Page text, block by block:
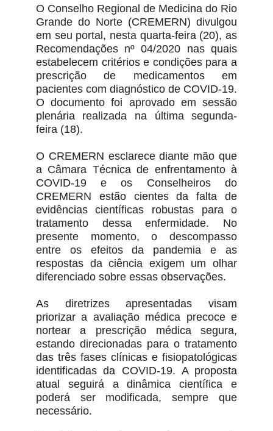
O Conselho Regional de Medicina do Rio
Grande do Norte (CREMERN) divulgou
em seu portal, nesta quarta-feira (20), as
Recomendações nº 04/2020 nas quais
estabelecem critérios e condições para a
prescrição de medicamentos em
pacientes com diagnóstico de COVID-19.
O documento foi aprovado em sessão
plenária realizada na última segunda-
feira (18).
O CREMERN esclarece diante mão que
a Câmara Técnica de enfrentamento à
COVID-19 e os Conselheiros do
CREMERN estão cientes da falta de
evidências científicas robustas para o
tratamento dessa enfermidade. No
presente momento, o descompasso
entre os efeitos da pandemia e as
respostas da ciência exigem um olhar
diferenciado sobre essas observações.
As diretrizes apresentadas visam
priorizar a avaliação médica precoce e
nortear a prescrição médica segura,
estando direcionadas para o tratamento
das três fases clínicas e fisiopatológicas
identificadas da COVID-19. A proposta
atual seguirá a dinâmica científica e
poderá ser modificada, sempre que
necessário.